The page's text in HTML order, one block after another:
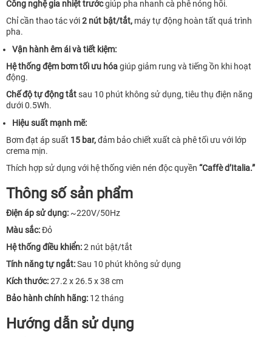
Công nghệ gia nhiệt trướcgiúp pha nhanh cà phê nóng hổi.
Chỉ cần thao tác với2 nút bật/tắt, máy tự động hoàn tất quá trình
pha.
Vận hành êm ái và tiết kiệm:
Hệ thống đệm bơm tối ưu hóagiúp giảm rung và tiếng ồn khi hoạt
động.
Chế độ tự động tắtsau 10 phút không sử dụng, tiêu thụ điện năng
dưới 0.5Wh.
Hiệu suất mạnh mẽ:
Bơm đạt áp suất 15 bar,đảm bảo chiết xuất cà phê tối ưu với lớp
crema mịn.
Thích hợp sử dụng với hệ thống viên nén độc quyền “Caffè d’Italia.”
Thông số sản phẩm
Điện áp sử dụng: ~220V/50Hz
Màu sắc:Đỏ
Hệ thống điều khiển:2 nút bật/tắt
Tính năng tự ngắt:Sau 10 phút không sử dụng
Kích thước:27.2 x 26.5 x 38 cm
Bảo hành chính hãng: 12 tháng
Hướng dẫn sử dụng